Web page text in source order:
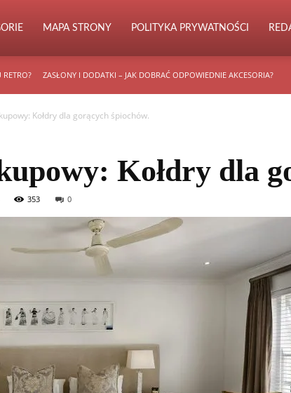
MAPA STRONY POLITYKA PRYWATNOŚCI
RETRO? ZASŁONY I DODATKI – JAK DOBRAĆ ODPOWIEDNIE AKCESORIA?
Kołdry dla gorących śpiochów.
Kołdry dla
353 0